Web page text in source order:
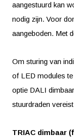
aangestuurd kan
nodig zijn. Voor
aangeboden. Met
Om sturing van
of LED modules
optie DALI
stuurdraden
TRIAC dimbaar